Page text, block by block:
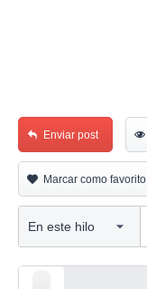
Enviar post
Marcar como favorito